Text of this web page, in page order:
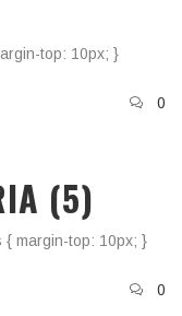
top: 10px; }
0
(5)
{ margin-top: 10px; }
0